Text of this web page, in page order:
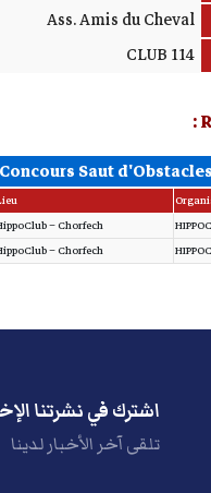
Ass. Amis du Cheval
CLUB 114
Concours Saut d'Obstacles
– Chorfech
– Chorfech
اشترك في نشرتنا
تلقى آخر الأخبار لدينا